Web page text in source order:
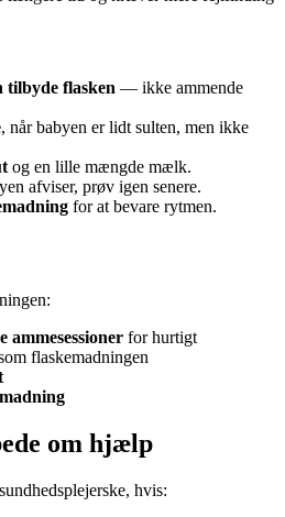
tilbyde flasken — ikke ammende
, når babyen er lidt sulten, men ikke
og en lille mængde mælk.
afviser, prøv igen senere.
for at bevare rytmen.
ammesessioner for hurtigt
flaskemadningen
om hjælp
hvis: